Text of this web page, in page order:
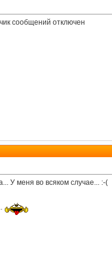
сообщений отключен
У меня во всяком случае... :-(